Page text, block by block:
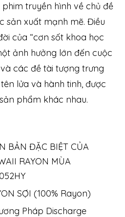
truyền hình về chủ đề
sản xuất mạnh mẽ. Điều
của “cơn sốt khoa học
ảnh hưởng lớn đến cuộc
các đề tài tượng trưng
lửa và hành tinh, được
phẩm khác nhau.
BẢN ĐẶC BIỆT CỦA
RAYON MÙA
SỢI (100% Rayon)
Pháp Discharge